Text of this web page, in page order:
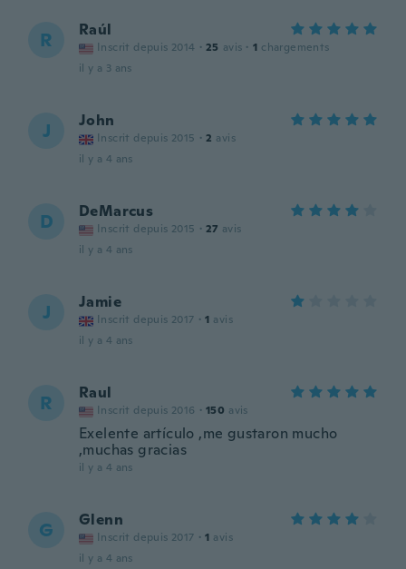
R Raúl
Inscrit depuis 2014 · 25 avis · 1 chargements
il y a 3 ans
J John
Inscrit depuis 2015 · 2 avis
il y a 4 ans
D DeMarcus
Inscrit depuis 2015 · 27 avis
il y a 4 ans
J Jamie
Inscrit depuis 2017 · 1 avis
il y a 4 ans
R Raul
Inscrit depuis 2016 · 150 avis
Exelente artículo ,me gustaron mucho
,muchas gracias
il y a 4 ans
G Glenn
Inscrit depuis 2017 · 1 avis
il y a 4 ans